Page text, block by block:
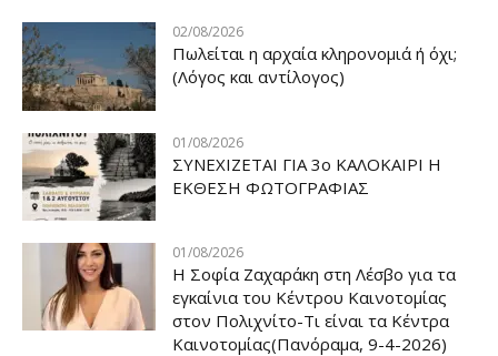
02/08/2026
Πωλείται η αρχαία κληρονομιά ή όχι;
(Λόγος και αντίλογος)
01/08/2026
ΣΥΝΕΧΙΖΕΤΑΙ ΓΙΑ 3ο ΚΑΛΟΚΑΙΡΙ Η
ΕΚΘΕΣΗ ΦΩΤΟΓΡΑΦΙΑΣ
01/08/2026
Η Σοφία Ζαχαράκη στη Λέσβο για τα
εγκαίνια του Κέντρου Καινοτομίας
στον Πολιχνίτο-Τι είναι τα Κέντρα
Καινοτομίας(Πανόραμα, 9-4-2026)